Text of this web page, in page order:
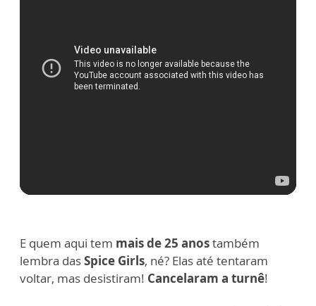
E quem aqui tem mais de 25 anostambém
lembra dasSpice Girls, né? Elas até tentaram
voltar, mas desistiram! Cancelaram a turnê!